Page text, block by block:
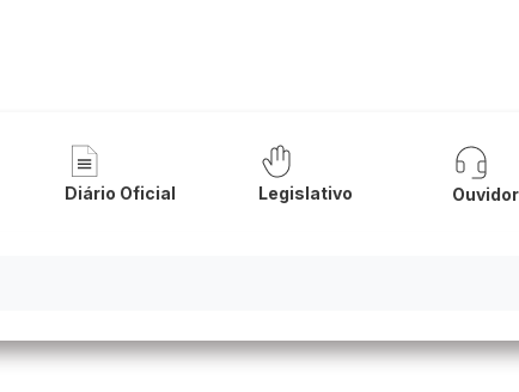
Diário Oficial Legislativo